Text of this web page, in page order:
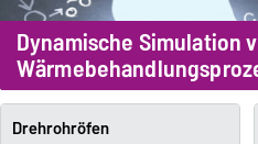
Dynamische Simulation
Drehrohröfen